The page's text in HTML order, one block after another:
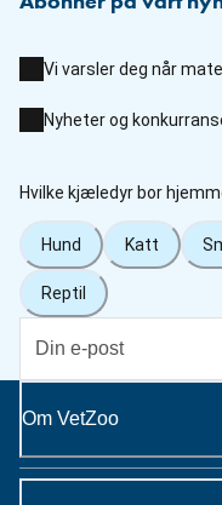
Vi varsler deg når
Nyheter og
Hvilke kjæledyr bor
Hund Katt
Reptil
Om VetZoo